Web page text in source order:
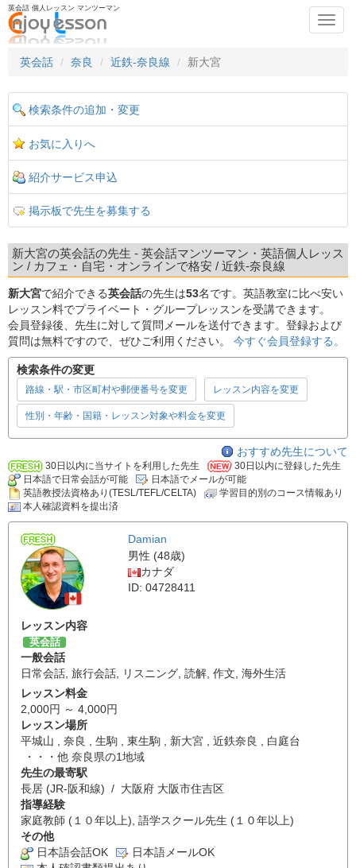
英会話 個人レッスン マンツーマン
英会話
奈良 近鉄-奈良線 新大宮
検索条件の追加・変更
お気に入りへ
紹介サービス申込
掲示板で先生を募集する
新大宮の英会話の先生 - 英会話マンツーマン・英語個人レッス
ン / カフェ・自宅・オンラインで格安 / 近鉄-奈良線
新大宮で紹介できる英会話の先生は53名です。英語教室に比べ安い
レッスン料でプライベート・グループレッスンを受講できます。
会員登録後、先生に対して質問メールを送付できます。登録および
質問は無料ですので、ぜひご利用ください。 今すぐ会員登録する。
検索条件の変更
路線・駅・市区町村や郵便番号を変更 レッスン内容を変更
性別・年齢・国籍・レッスン対象や料金を変更
おすすめ先生について
30日以内に当サイトを利用した先生
30日以内に登録した先生
日本語で日常会話が可能
日本語でメールが可能
英語教授法資格あり(TESL/TEFL/CELTA)
学習目的別のコース情報あり
本人確認資料を提出済
Damian
男性 (48歳)
カナダ
ID: 04728411
レッスン内容
英会話
一般会話
日常会話, 旅行会話, リスニング, 読解, 作文, 海外生活
レッスン料金
2,000円 ～ 4,000円
レッスン場所
平城山 , 奈良 , 生駒 , 東生駒 , 新大宮 , 近鉄奈良 , 白庭台
・・・他 奈良県の1地域
先生の最寄駅
長居 (JR-阪和線) / 大阪府 大阪市住吉区
指導経験
家庭教師 (１０年以上), 語学スクール先生 (１０年以上)
その他
日本語会話OK
日本語メールOK